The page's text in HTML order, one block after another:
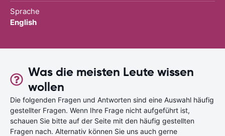
Sprache
English
Was die meisten Leute wissen
wollen
Die folgenden Fragen und Antworten sind eine Auswahl häufig
gestellter Fragen. Wenn Ihre Frage nicht aufgeführt ist,
schauen Sie bitte auf der Seite mit den häufig gestellten
Fragen nach. Alternativ können Sie uns auch gerne